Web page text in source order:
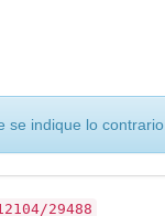
indique lo contrario.
29488